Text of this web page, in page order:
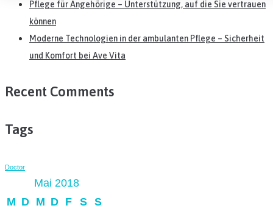
Pflege für Angehörige – Unterstützung, auf die Sie vertrauen
können
Moderne Technologien in der ambulanten Pflege – Sicherheit
und Komfort bei Ave Vita
Recent Comments
Tags
Doctor
Mai 2018
M D M D F S S